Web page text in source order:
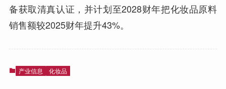
备获取清真认证，并计划至2028财年把化妆品原料
销售额较2025财年提升43%。
产业信息 化妆品